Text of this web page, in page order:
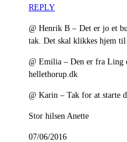
REPLY
@ Henrik B – Det er jo et
tak. Det skal klikkes hjem til
@ Emilia – Den er fra Ling
hellethorup.dk
@ Karin – Tak for at starte
Stor hilsen Anette
07/06/2016